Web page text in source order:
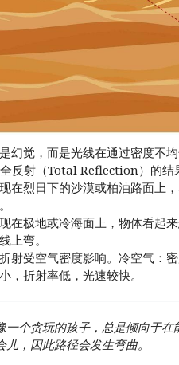
幻觉，而是光线在通过密度不
反射（Total Reflection）的结
在烈日下的沙漠或柏油路面上
在极地或冷海面上，物体看起
上弯。
射受空气密度影响。冷空气：
，折射率低，光速较快。
一个贪玩的孩子，总是倾向于
儿，因此路径会发生弯曲。